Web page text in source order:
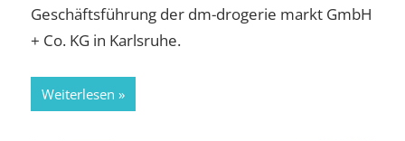
Geschäftsführung der dm-drogerie markt GmbH
+ Co. KG in Karlsruhe.
Weiterlesen